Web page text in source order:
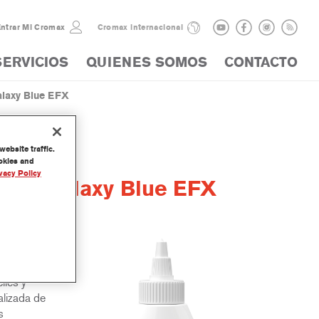
Mi Cromax Cromax internacional
QUIENES SOMOS CONTACTO
Blue EFX
Galaxy Blue EFX
y
de
traffic.
and
Policy